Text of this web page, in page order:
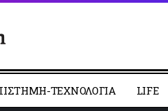
ΤΕΧΝΟΛΟΓΙΑ LIFE